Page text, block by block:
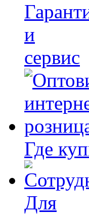
и
сервис
Где
Для